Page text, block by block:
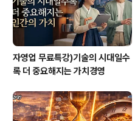
자영업 무료특강)기술의 시대일수
록 더 중요해지는 가치경영